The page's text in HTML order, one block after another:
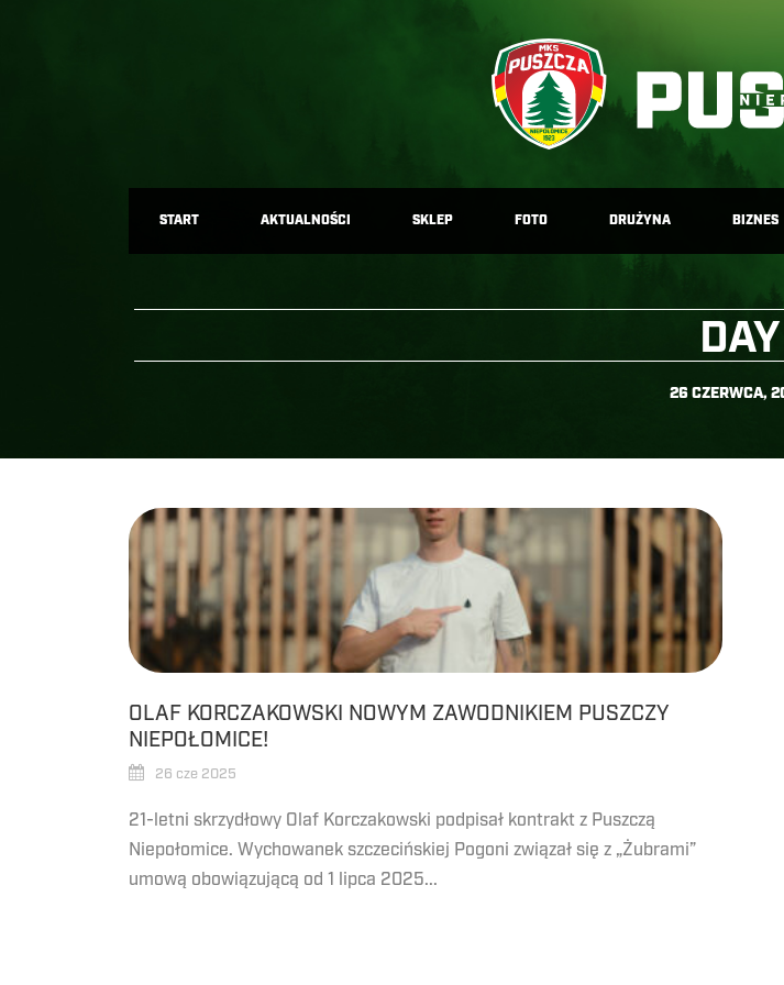
START AKTUALNOŚCI SKLEP FOTO DRUŻYNA BIZNES
DAY
26 CZERWCA,
OLAF KORCZAKOWSKI NOWYM ZAWODNIKIEM PUSZCZY
NIEPOŁOMICE!
26 cze 2025
21-letni skrzydłowy Olaf Korczakowski podpisał kontrakt z Puszczą
Niepołomice. Wychowanek szczecińskiej Pogoni związał się z „Żubrami”
umową obowiązującą od 1 lipca 2025...